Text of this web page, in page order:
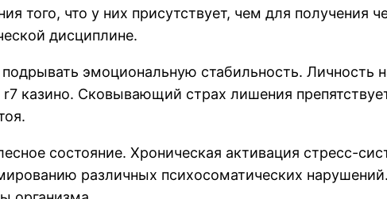
что у них присутствует, чем для получения
дисциплине.
эмоциональную стабильность. Личность
казино. Сковывающий страх лишения
состояние. Хроническая активация стресс-
различных психосоматических